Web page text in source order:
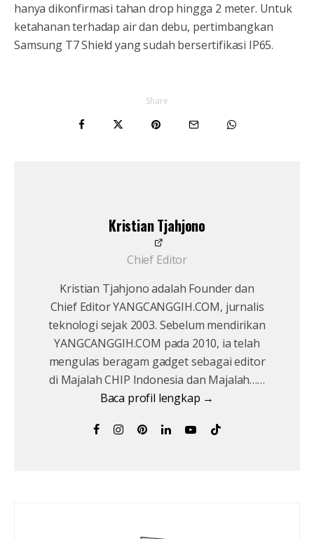
hanya dikonfirmasi tahan drop hingga 2 meter. Untuk
ketahanan terhadap air dan debu, pertimbangkan
Samsung T7 Shield yang sudah bersertifikasi IP65.
Share
Kristian Tjahjono
Chief Editor
Kristian Tjahjono adalah Founder dan
Chief Editor YANGCANGGIH.COM, jurnalis
teknologi sejak 2003. Sebelum mendirikan
YANGCANGGIH.COM pada 2010, ia telah
mengulas beragam gadget sebagai editor
di Majalah CHIP Indonesia dan Majalah……
Baca profil lengkap →